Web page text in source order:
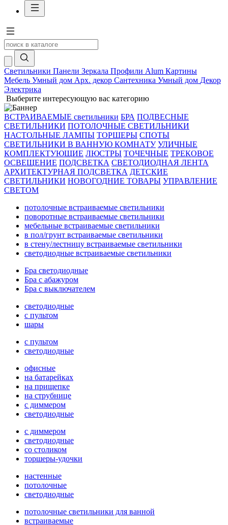
Светильники Панели Зеркала Профили Alum Картины
Мебель Умный дом Арх. декор Сантехника Умный дом Декор
Электрика
Выберите интересующую вас категорию
ВСТРАИВАЕМЫЕ светильники БРА ПОДВЕСНЫЕ
СВЕТИЛЬНИКИ ПОТОЛОЧНЫЕ СВЕТИЛЬНИКИ
НАСТОЛЬНЫЕ ЛАМПЫ ТОРШЕРЫ СПОТЫ
СВЕТИЛЬНИКИ В ВАННУЮ КОМНАТУ УЛИЧНЫЕ
КОМПЛЕКТУЮЩИЕ ЛЮСТРЫ ТОЧЕЧНЫЕ ТРЕКОВОЕ
ОСВЕЩЕНИЕ ПОДСВЕТКА СВЕТОДИОДНАЯ ЛЕНТА
АРХИТЕКТУРНАЯ ПОДСВЕТКА ДЕТСКИЕ
СВЕТИЛЬНИКИ НОВОГОДНИЕ ТОВАРЫ УПРАВЛЕНИЕ
СВЕТОМ
потолочные встраиваемые светильники
поворотные встраиваемые светильники
мебельные встраиваемые светильники
в пол/грунт встраиваемые светильники
в стену/лестницу встраиваемые светильники
светодиодные встраиваемые светильники
Бра светодиодные
Бра с абажуром
Бра с выключателем
светодиодные
с пультом
шары
с пультом
светодиодные
офисные
на батарейках
на прищепке
на струбнице
с диммером
светодиодные
с диммером
светодиодные
со столиком
торшеры-удочки
настенные
потолочные
светодиодные
потолочные светильники для ванной
встраиваемые